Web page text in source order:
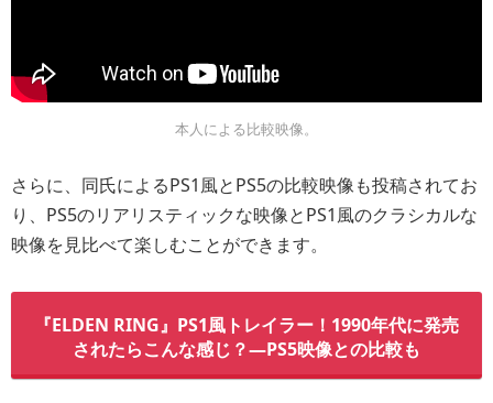
本人による比較映像。
さらに、同氏によるPS1風とPS5の比較映像も投稿されてお
り、PS5のリアリスティックな映像とPS1風のクラシカルな
映像を見比べて楽しむことができます。
『ELDEN RING』PS1風トレイラー！1990年代に発売
されたらこんな感じ？―PS5映像との比較も